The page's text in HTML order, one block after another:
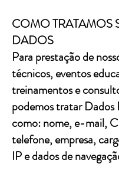
COMO TRATAMOS
DADOS
Para prestação de
técnicos, eventos
treinamentos e
podemos tratar Dados
como: nome, e-mail,
telefone, empresa,
IP e dados de